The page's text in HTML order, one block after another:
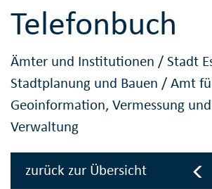
Telefonbuch
Ämter und Institutionen /Stadt
Stadtplanung und Bauen /Amt
Geoinformation, Vermessung
Verwaltung
zurück zur Übersicht